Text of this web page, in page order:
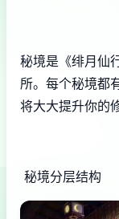
秘境是《绯月仙
所。每个秘境都
将大大提升你的
秘境分层结构